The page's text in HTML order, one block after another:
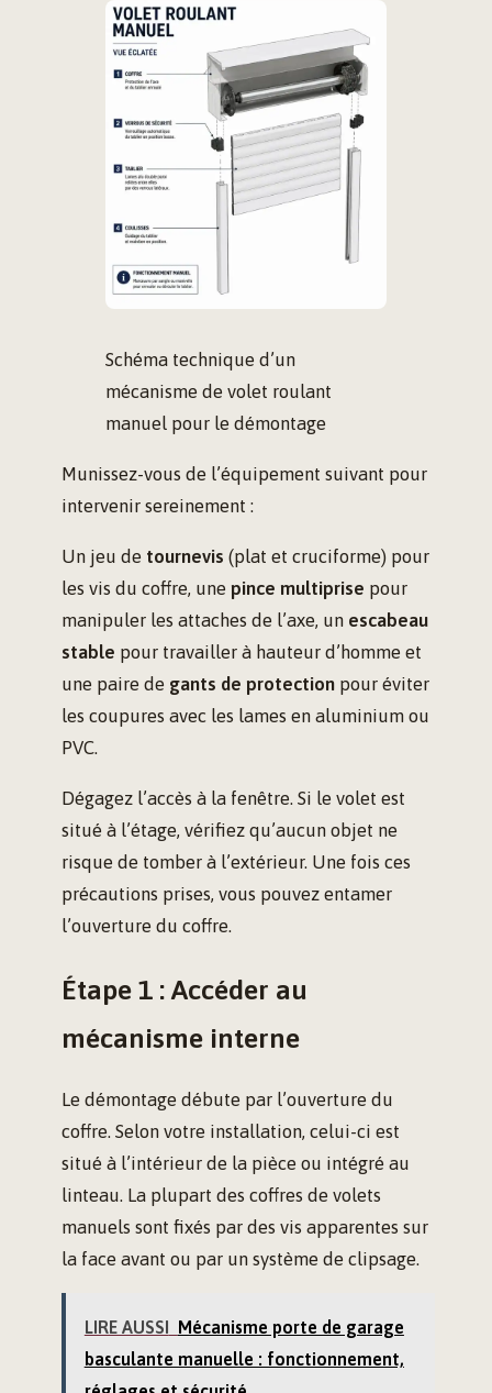
Schéma technique d’un
mécanisme de volet roulant
manuel pour le démontage
Munissez-vous de l’équipement suivant pour
intervenir sereinement :
Un jeu de tournevis (plat et cruciforme) pour
les vis du coffre, une pince multiprise pour
manipuler les attaches de l’axe, un escabeau
stable pour travailler à hauteur d’homme et
une paire de gants de protection pour éviter
les coupures avec les lames en aluminium ou
PVC.
Dégagez l’accès à la fenêtre. Si le volet est
situé à l’étage, vérifiez qu’aucun objet ne
risque de tomber à l’extérieur. Une fois ces
précautions prises, vous pouvez entamer
l’ouverture du coffre.
Étape 1 : Accéder au
mécanisme interne
Le démontage débute par l’ouverture du
coffre. Selon votre installation, celui-ci est
situé à l’intérieur de la pièce ou intégré au
linteau. La plupart des coffres de volets
manuels sont fixés par des vis apparentes sur
la face avant ou par un système de clipsage.
LIRE AUSSI Mécanisme porte de garage
basculante manuelle : fonctionnement,